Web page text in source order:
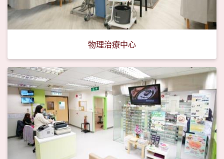
物理治療中心